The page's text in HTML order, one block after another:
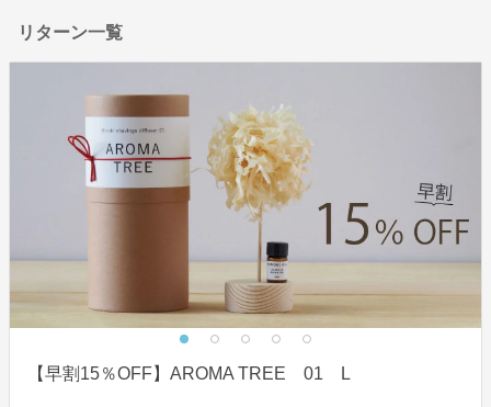
リターン一覧
【早割15％OFF】AROMA TREE 01 L